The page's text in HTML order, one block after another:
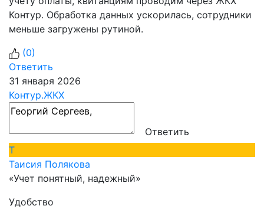
Контур. Обработка данных ускорилась, сотрудники
меньше загружены рутиной.
(0)
Ответить
31 января 2026
Контур.ЖКХ
Ответить
Т
Таисия Полякова
«Учет понятный, надежный»
Удобство